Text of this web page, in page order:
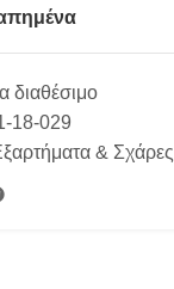
διαθέσιμο
18-029
& Σχάρες